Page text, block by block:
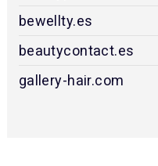
bewellty.es
beautycontact.es
gallery-hair.com